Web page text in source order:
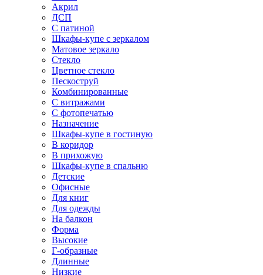
Акрил
ДСП
С патиной
Шкафы-купе с зеркалом
Матовое зеркало
Стекло
Цветное стекло
Пескоструй
Комбинированные
С витражами
С фотопечатью
Назначение
Шкафы-купе в гостиную
В коридор
В прихожую
Шкафы-купе в спальню
Детские
Офисные
Для книг
Для одежды
На балкон
Форма
Высокие
Г-образные
Длинные
Низкие